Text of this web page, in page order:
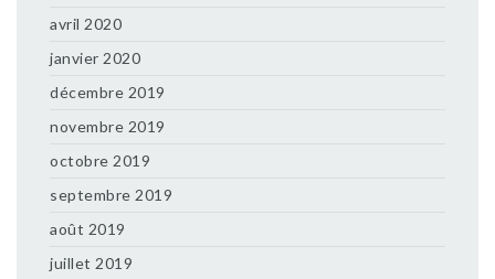
avril 2020
janvier 2020
décembre 2019
novembre 2019
octobre 2019
septembre 2019
août 2019
juillet 2019